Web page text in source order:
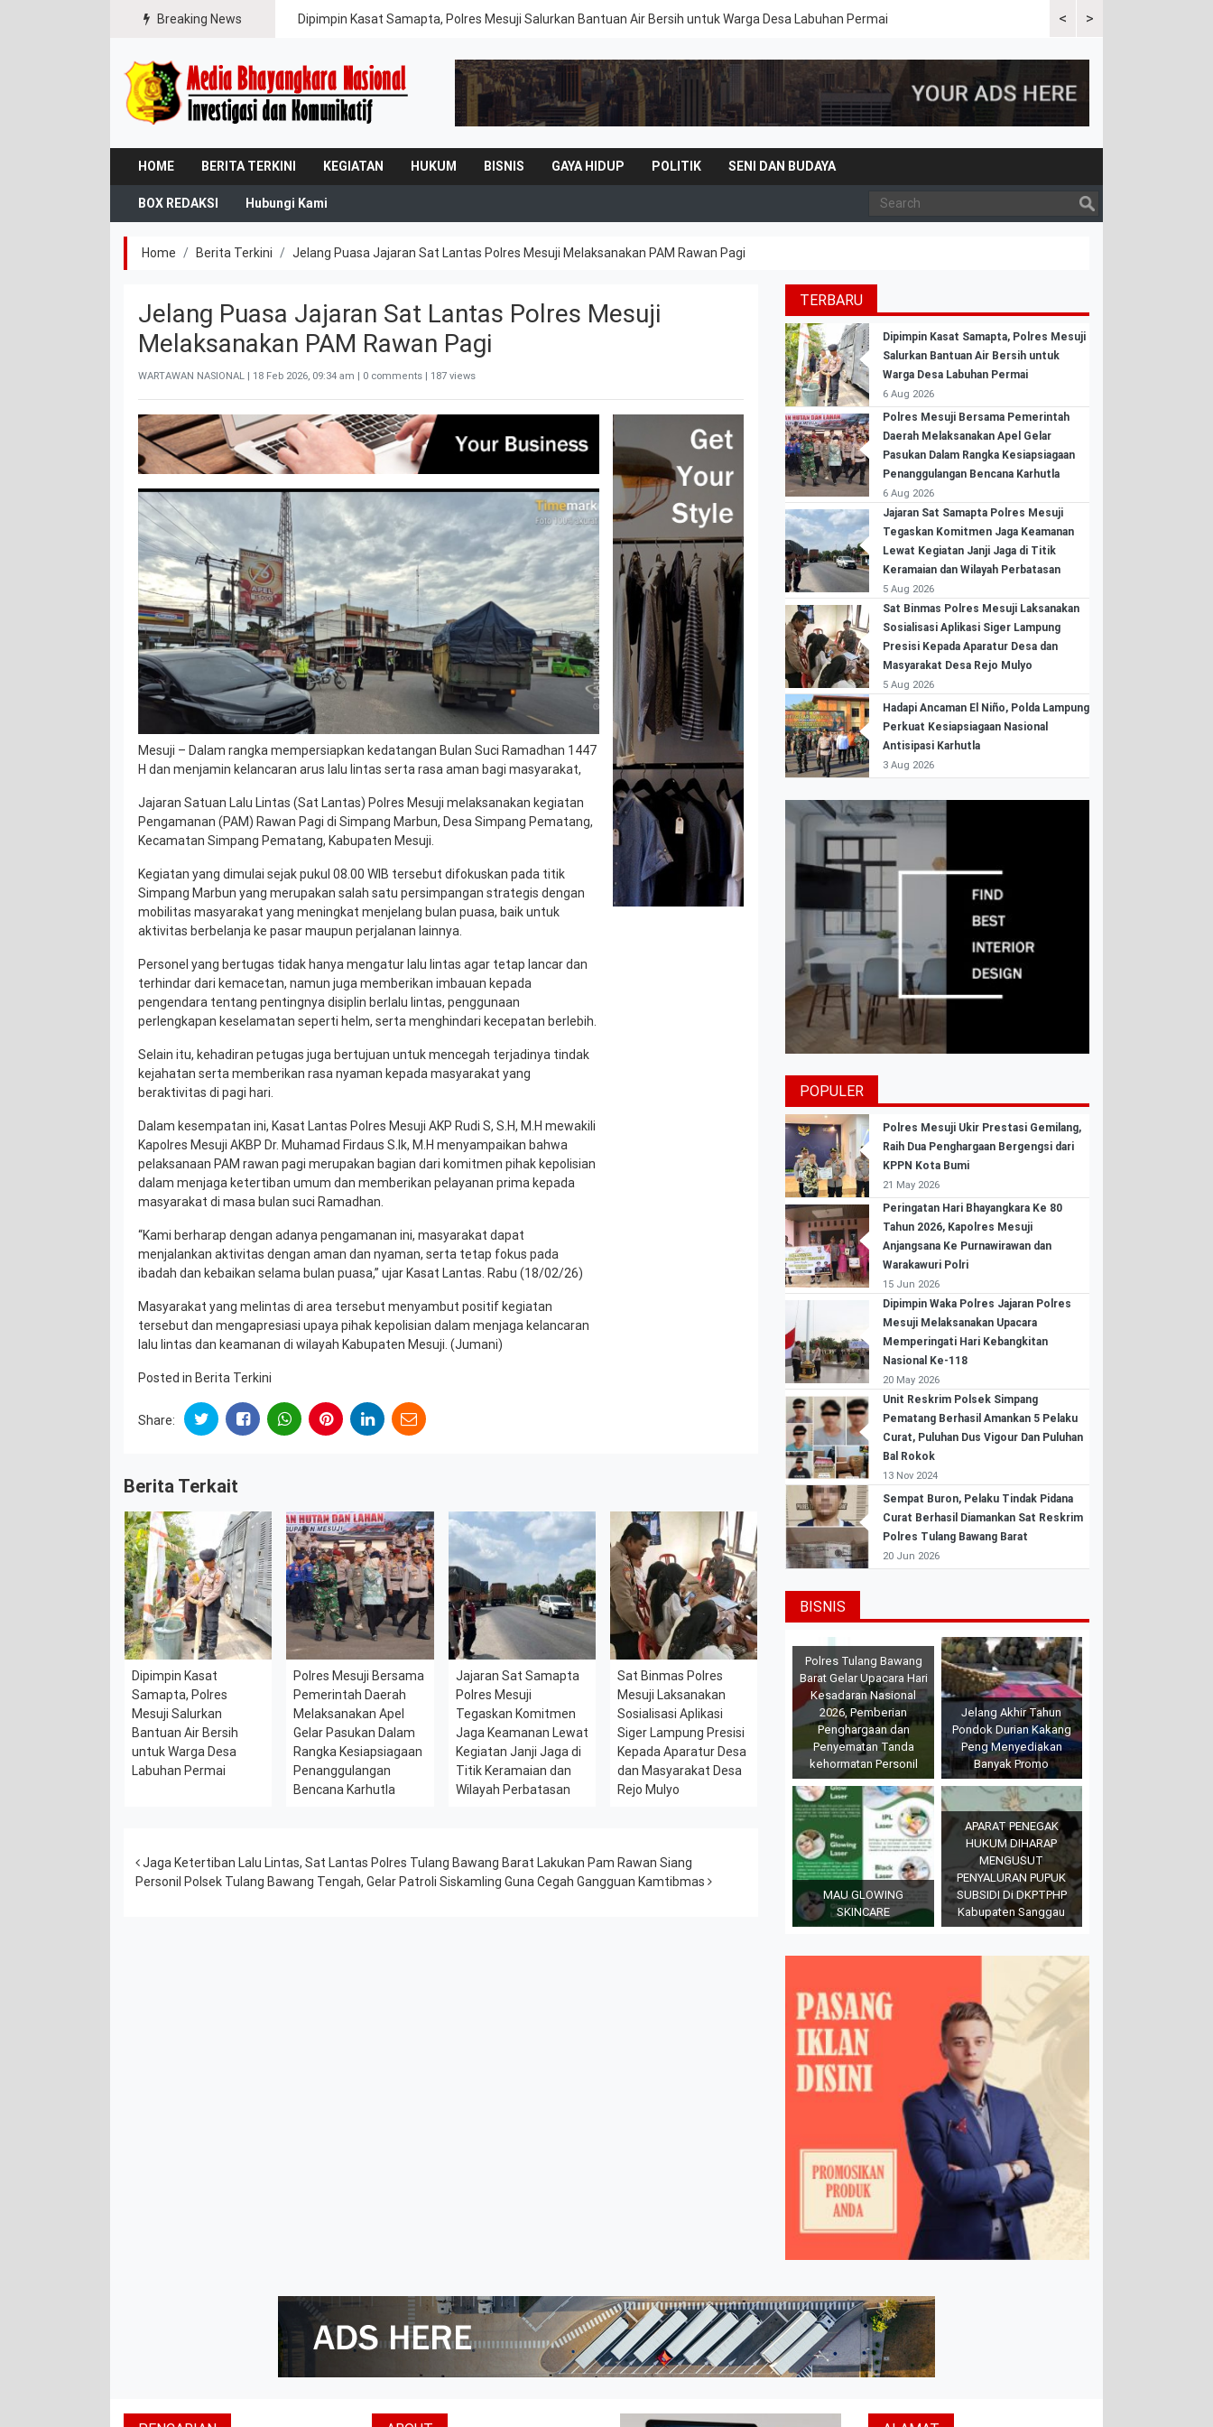
Breaking News <
Dipimpin Kasat Samapta, Polres Mesuji Salurkan Bantuan Air Bersih untuk Warga Desa Labuhan Permai
Polres Mesuji Bersama
>
HOME BERITA TERKINI KEGIATAN HUKUM BISNIS GAYA HIDUP POLITIK SENI DAN BUDAYA
BOX REDAKSI Hubungi Kami
Home Berita Terkini Jelang Puasa Jajaran Sat Lantas Polres Mesuji Melaksanakan PAM Rawan Pagi
Jelang Puasa Jajaran Sat Lantas Polres Mesuji
Melaksanakan PAM Rawan Pagi
WARTAWAN NASIONAL | 18 Feb 2026, 09:34 am | 0 comments | 187 views
Mesuji – Dalam rangka mempersiapkan kedatangan Bulan Suci Ramadhan 1447
H dan menjamin kelancaran arus lalu lintas serta rasa aman bagi masyarakat,
Jajaran Satuan Lalu Lintas (Sat Lantas) Polres Mesuji melaksanakan kegiatan
Pengamanan (PAM) Rawan Pagi di Simpang Marbun, Desa Simpang Pematang,
Kecamatan Simpang Pematang, Kabupaten Mesuji.
Kegiatan yang dimulai sejak pukul 08.00 WIB tersebut difokuskan pada titik
Simpang Marbun yang merupakan salah satu persimpangan strategis dengan
mobilitas masyarakat yang meningkat menjelang bulan puasa, baik untuk
aktivitas berbelanja ke pasar maupun perjalanan lainnya.
Personel yang bertugas tidak hanya mengatur lalu lintas agar tetap lancar dan
terhindar dari kemacetan, namun juga memberikan imbauan kepada
pengendara tentang pentingnya disiplin berlalu lintas, penggunaan
perlengkapan keselamatan seperti helm, serta menghindari kecepatan berlebih.
Selain itu, kehadiran petugas juga bertujuan untuk mencegah terjadinya tindak
kejahatan serta memberikan rasa nyaman kepada masyarakat yang
beraktivitas di pagi hari.
Dalam kesempatan ini, Kasat Lantas Polres Mesuji AKP Rudi S, S.H, M.H mewakili
Kapolres Mesuji AKBP Dr. Muhamad Firdaus S.Ik, M.H menyampaikan bahwa
pelaksanaan PAM rawan pagi merupakan bagian dari komitmen pihak kepolisian
dalam menjaga ketertiban umum dan memberikan pelayanan prima kepada
masyarakat di masa bulan suci Ramadhan.
“Kami berharap dengan adanya pengamanan ini, masyarakat dapat
menjalankan aktivitas dengan aman dan nyaman, serta tetap fokus pada
ibadah dan kebaikan selama bulan puasa,” ujar Kasat Lantas. Rabu (18/02/26)
Masyarakat yang melintas di area tersebut menyambut positif kegiatan
tersebut dan mengapresiasi upaya pihak kepolisian dalam menjaga kelancaran
lalu lintas dan keamanan di wilayah Kabupaten Mesuji. (Jumani)
Posted in Berita Terkini
Share:
Berita Terkait
Dipimpin Kasat
Samapta, Polres
Mesuji Salurkan
Bantuan Air Bersih
untuk Warga Desa
Labuhan Permai
Polres Mesuji Bersama
Pemerintah Daerah
Melaksanakan Apel
Gelar Pasukan Dalam
Rangka Kesiapsiagaan
Penanggulangan
Bencana Karhutla
Jajaran Sat Samapta
Polres Mesuji
Tegaskan Komitmen
Jaga Keamanan Lewat
Kegiatan Janji Jaga di
Titik Keramaian dan
Wilayah Perbatasan
Sat Binmas Polres
Mesuji Laksanakan
Sosialisasi Aplikasi
Siger Lampung Presisi
Kepada Aparatur Desa
dan Masyarakat Desa
Rejo Mulyo
Post navigation
Jaga Ketertiban Lalu Lintas, Sat Lantas Polres Tulang Bawang Barat Lakukan Pam Rawan Siang
Personil Polsek Tulang Bawang Tengah, Gelar Patroli Siskamling Guna Cegah Gangguan Kamtibmas
TERBARU
Dipimpin Kasat Samapta, Polres Mesuji
Salurkan Bantuan Air Bersih untuk
Warga Desa Labuhan Permai
6 Aug 2026
Polres Mesuji Bersama Pemerintah
Daerah Melaksanakan Apel Gelar
Pasukan Dalam Rangka Kesiapsiagaan
Penanggulangan Bencana Karhutla
6 Aug 2026
Jajaran Sat Samapta Polres Mesuji
Tegaskan Komitmen Jaga Keamanan
Lewat Kegiatan Janji Jaga di Titik
Keramaian dan Wilayah Perbatasan
5 Aug 2026
Sat Binmas Polres Mesuji Laksanakan
Sosialisasi Aplikasi Siger Lampung
Presisi Kepada Aparatur Desa dan
Masyarakat Desa Rejo Mulyo
5 Aug 2026
Hadapi Ancaman El Niño, Polda Lampung
Perkuat Kesiapsiagaan Nasional
Antisipasi Karhutla
3 Aug 2026
POPULER
Polres Mesuji Ukir Prestasi Gemilang,
Raih Dua Penghargaan Bergengsi dari
KPPN Kota Bumi
21 May 2026
Peringatan Hari Bhayangkara Ke 80
Tahun 2026, Kapolres Mesuji
Anjangsana Ke Purnawirawan dan
Warakawuri Polri
15 Jun 2026
Dipimpin Waka Polres Jajaran Polres
Mesuji Melaksanakan Upacara
Memperingati Hari Kebangkitan
Nasional Ke-118
20 May 2026
Unit Reskrim Polsek Simpang
Pematang Berhasil Amankan 5 Pelaku
Curat, Puluhan Dus Vigour Dan Puluhan
Bal Rokok
13 Nov 2024
Sempat Buron, Pelaku Tindak Pidana
Curat Berhasil Diamankan Sat Reskrim
Polres Tulang Bawang Barat
20 Jun 2026
BISNIS
Polres Tulang Bawang
Barat Gelar Upacara Hari
Kesadaran Nasional
2026, Pemberian
Penghargaan dan
Penyematan Tanda
kehormatan Personil
Jelang Akhir Tahun
Pondok Durian Kakang
Peng Menyediakan
Banyak Promo
MAU GLOWING
SKINCARE
APARAT PENEGAK
HUKUM DIHARAP
MENGUSUT
PENYALURAN PUPUK
SUBSIDI Di DKPTPHP
Kabupaten Sanggau